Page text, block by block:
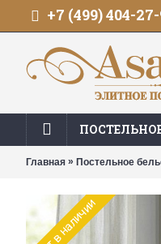
+7 (499) 404-
Главная » Постельное
Нет в наличии